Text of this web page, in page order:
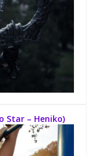
Star – Heniko)